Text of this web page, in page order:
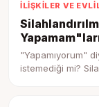
İLIŞKILER VE
"Yapamıyorum"
istemediği mi?